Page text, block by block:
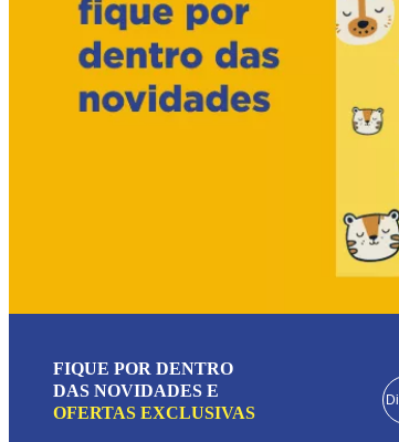
FIQUE POR DENTRO
DAS NOVIDADES E
OFERTAS EXCLUSIVAS